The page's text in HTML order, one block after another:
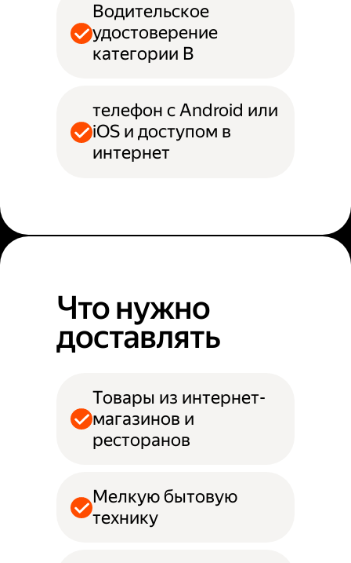
Водительское
удостоверение
категории B
телефон с Android или
iOS и доступом в
интернет
Что нужно
доставлять
Товары из интернет-
магазинов и
ресторанов
Мелкую бытовую
технику